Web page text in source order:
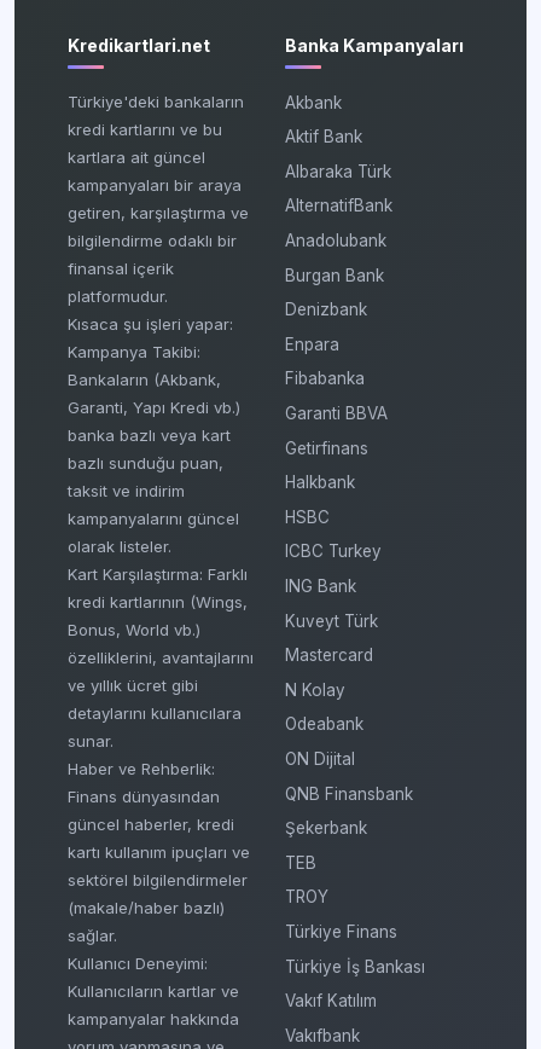
Kredikartlari.net
Türkiye'deki bankaların
kredi kartlarını ve bu
kartlara ait güncel
kampanyaları bir araya
getiren, karşılaştırma ve
bilgilendirme odaklı bir
finansal içerik
platformudur.
Kısaca şu işleri yapar:
Kampanya Takibi:
Bankaların (Akbank,
Garanti, Yapı Kredi vb.)
banka bazlı veya kart
bazlı sunduğu puan,
taksit ve indirim
kampanyalarını güncel
olarak listeler.
Kart Karşılaştırma: Farklı
kredi kartlarının (Wings,
Bonus, World vb.)
özelliklerini, avantajlarını
ve yıllık ücret gibi
detaylarını kullanıcılara
sunar.
Haber ve Rehberlik:
Finans dünyasından
güncel haberler, kredi
kartı kullanım ipuçları ve
sektörel bilgilendirmeler
(makale/haber bazlı)
sağlar.
Kullanıcı Deneyimi:
Kullanıcıların kartlar ve
kampanyalar hakkında
Banka Kampanyaları
Akbank
Aktif Bank
Albaraka Türk
AlternatifBank
Anadolubank
Burgan Bank
Denizbank
Enpara
Fibabanka
Garanti BBVA
Getirfinans
Halkbank
HSBC
ICBC Turkey
ING Bank
Kuveyt Türk
Mastercard
N Kolay
Odeabank
ON Dijital
QNB Finansbank
Şekerbank
TEB
TROY
Türkiye Finans
Türkiye İş Bankası
Vakıf Katılım
Vakıfbank